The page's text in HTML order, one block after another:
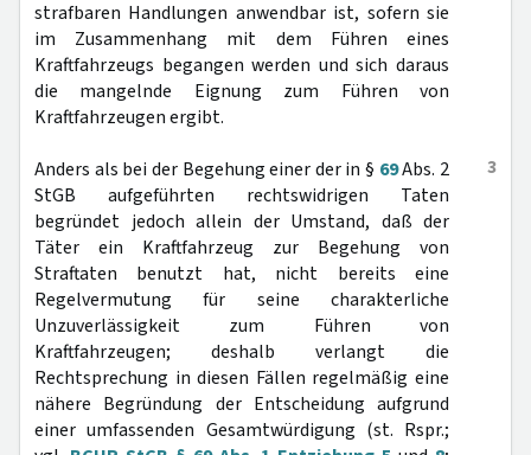
strafbaren Handlungen anwendbar ist, sofern sie
im Zusammenhang mit dem Führen eines
Kraftfahrzeugs begangen werden und sich daraus
die mangelnde Eignung zum Führen von
Kraftfahrzeugen ergibt.
3
Anders als bei der Begehung einer der in § 69Abs. 2
StGB aufgeführten rechtswidrigen Taten
begründet jedoch allein der Umstand, daß der
Täter ein Kraftfahrzeug zur Begehung von
Straftaten benutzt hat, nicht bereits eine
Regelvermutung für seine charakterliche
Unzuverlässigkeit zum Führen von
Kraftfahrzeugen; deshalb verlangt die
Rechtsprechung in diesen Fällen regelmäßig eine
nähere Begründung der Entscheidung aufgrund
einer umfassenden Gesamtwürdigung (st. Rspr.;